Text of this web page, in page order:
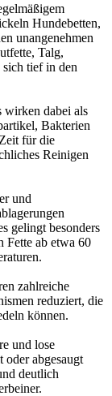
Hundebetten,
unangenehmen
Talg,
tief in den
wirken dabei als
Bakterien
für die
Reinigen
und
gelingt besonders
Fette ab etwa 60
zahlreiche
reduziert, die
können.
und lose
oder abgesaugt
deutlich